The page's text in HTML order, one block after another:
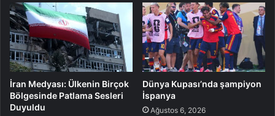
İran Medyası: Ülkenin Birçok
Bölgesinde Patlama Sesleri
Duyuldu
Dünya Kupası’nda şampiyon
İspanya
Ağustos 6, 2026